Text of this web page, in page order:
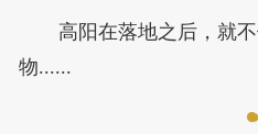
高阳在落地之后，就
物......